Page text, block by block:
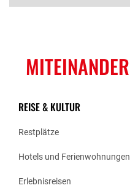
MITEINANDER
REISE & KULTUR
Restplätze
Hotels und Ferienwohnungen
Erlebnisreisen